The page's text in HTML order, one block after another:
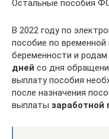
Остальные пособия
В 2022 году по
пособие по
беременности и родам
дней со дня
выплату пособия
после назначения
выплаты заработной